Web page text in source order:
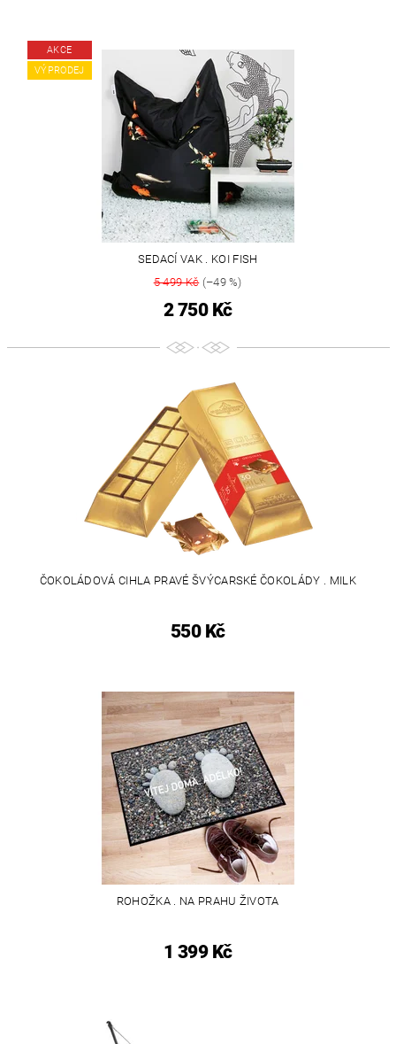
AKCE
VÝPRODEJ
SEDACÍ VAK . KOI FISH
5 499 Kč(–49 %)
2 750 Kč
ČOKOLÁDOVÁ CIHLA PRAVÉ ŠVÝCARSKÉ ČOKOLÁDY . MILK
550 Kč
ROHOŽKA . NA PRAHU ŽIVOTA
1 399 Kč